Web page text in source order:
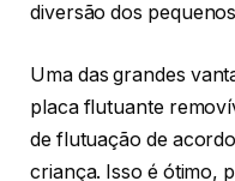
diversão dos
Uma das grandes
placa flutuante
de flutuação de
criança. Isso é ótimo,